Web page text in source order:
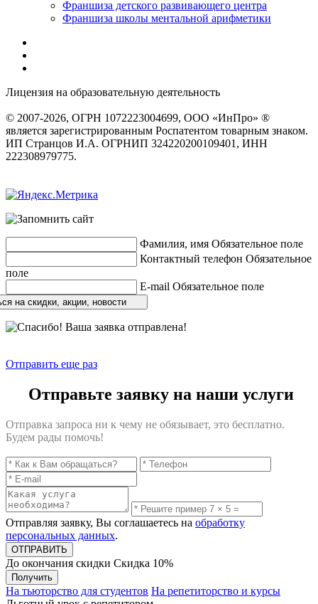
Франшиза детского развивающего центра
Франшиза школы ментальной арифметики
Лицензия на образовательную деятельность
© 2007-2026, ОГРН 1072223004699, ООО «ИнПро» ®
является зарегистрированным Роспатентом товарным знаком.
ИП Странцов И.А. ОГРНИП 324220200109401, ИНН
222308979775.
Фамилия, имя Обязательное поле
Контактный телефон Обязательное
поле
E-mail Обязательное поле
на скидки, акции, новости
Отправить еще раз
Отправьте заявку на наши услуги
Отправка запроса ни к чему не обязывает, это бесплатно.
Будем рады помочь!
Отправляя заявку, Вы соглашаетесь на обработку
персональных данных.
До окончания скидки Скидка 10%
Получить
На тьюторство для студентов На репетиторство и курсы